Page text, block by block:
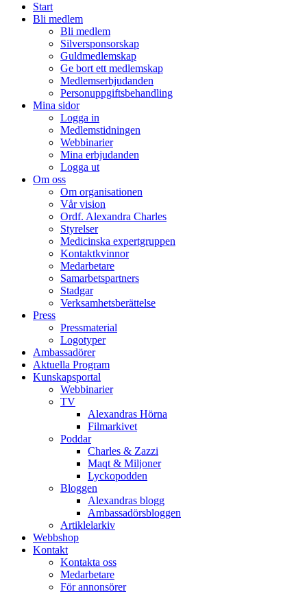
Start
Bli medlem
Bli medlem
Silversponsorskap
Guldmedlemskap
Ge bort ett medlemskap
Medlemserbjudanden
Personuppgiftsbehandling
Mina sidor
Logga in
Medlemstidningen
Webbinarier
Mina erbjudanden
Logga ut
Om oss
Om organisationen
Vår vision
Ordf. Alexandra Charles
Styrelser
Medicinska expertgruppen
Kontaktkvinnor
Medarbetare
Samarbetspartners
Stadgar
Verksamhetsberättelse
Press
Pressmaterial
Logotyper
Ambassadörer
Aktuella Program
Kunskapsportal
Webbinarier
TV
Alexandras Hörna
Filmarkivet
Poddar
Charles & Zazzi
Maqt & Miljoner
Lyckopodden
Bloggen
Alexandras blogg
Ambassadörsbloggen
Artiklelarkiv
Webbshop
Kontakt
Kontakta oss
Medarbetare
För annonsörer